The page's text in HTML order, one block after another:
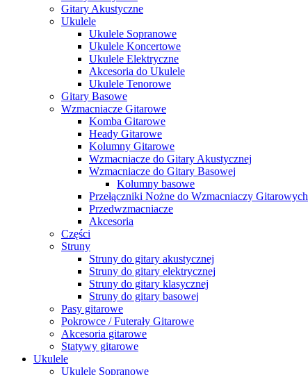
Gitary Akustyczne
Ukulele
Ukulele Sopranowe
Ukulele Koncertowe
Ukulele Elektryczne
Akcesoria do Ukulele
Ukulele Tenorowe
Gitary Basowe
Wzmacniacze Gitarowe
Komba Gitarowe
Heady Gitarowe
Kolumny Gitarowe
Wzmacniacze do Gitary Akustycznej
Wzmacniacze do Gitary Basowej
Kolumny basowe
Przełączniki Nożne do Wzmacniaczy Gitarowych
Przedwzmacniacze
Akcesoria
Części
Struny
Struny do gitary akustycznej
Struny do gitary elektrycznej
Struny do gitary klasycznej
Struny do gitary basowej
Pasy gitarowe
Pokrowce / Futerały Gitarowe
Akcesoria gitarowe
Statywy gitarowe
Ukulele
Ukulele Sopranowe